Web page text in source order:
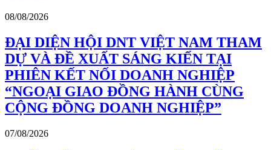
08/08/2026
ĐẠI DIỆN HỘI DNT VIỆT NAM THAM
DỰ VÀ ĐỀ XUẤT SÁNG KIẾN TẠI
PHIÊN KẾT NỐI DOANH NGHIỆP
“NGOẠI GIAO ĐỒNG HÀNH CÙNG
CỘNG ĐỒNG DOANH NGHIỆP”
07/08/2026